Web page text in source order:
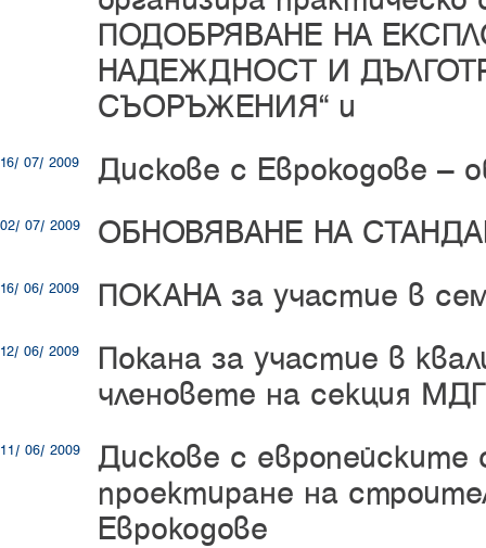
ПОДОБРЯВАНЕ НА
НАДЕЖДНОСТ И
СЪОРЪЖЕНИЯ” и
16/ 07/ 2009 Дискове с Еврокодове –
02/ 07/ 2009 ОБНОВЯВАНЕ НА
16/ 06/ 2009 ПОКАНА за участие в
12/ 06/ 2009
Покана за участие в
членовете на секция МДГ
11/ 06/ 2009
Дискове с
проектиране на
Еврокодове